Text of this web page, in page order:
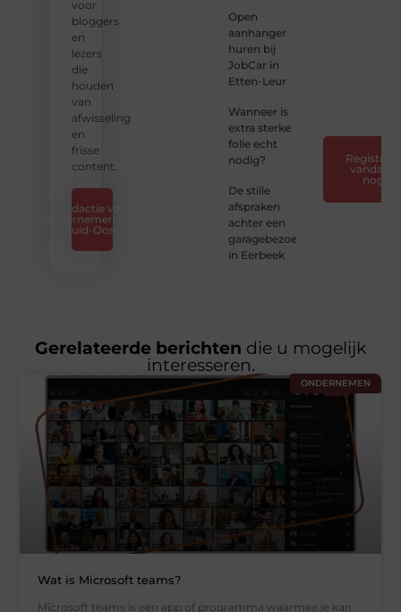
voor
bloggers
en
lezers
die
houden
van
afwisseling
en
frisse
content.
Redactie van
Ondernemershuis
Zuid-Oost
Open
aanhanger
huren bij
JobCar in
Etten-Leur
Wanneer is
extra sterke
folie echt
nodig?
De stille
afspraken
achter een
garagebezoek
in Eerbeek
Registreer
vandaag
nog
Gerelateerde berichten die u mogelijk
interesseren.
ONDERNEMEN
Wat is Microsoft teams?
Microsoft teams is een app of programma waarmee je kan